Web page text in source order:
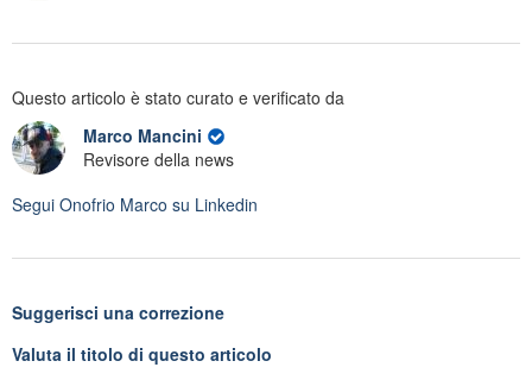
Questo articolo è stato curato e verificato da
Marco Mancini
Revisore della news
Segui Onofrio Marco su Linkedin
Suggerisci una correzione
Valuta il titolo di questo articolo